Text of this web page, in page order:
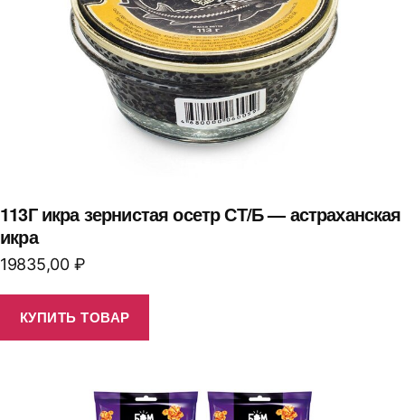
113Г икра зернистая осетр СТ/Б — астраханская
икра
19835,00 ₽
КУПИТЬ ТОВАР